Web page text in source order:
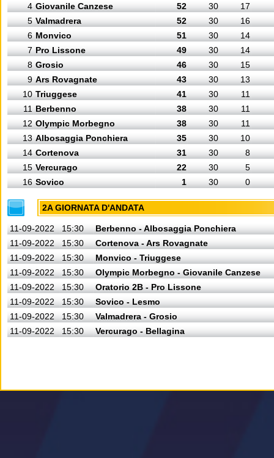
4 Giovanile Canzese 52 30
17
5 Valmadrera 52 30
16
6 Monvico 51 30
14
7 Pro Lissone 49 30
14
8 Grosio 46 30
15
9 Ars Rovagnate 43 30
13
10 Triuggese 41 30
11
11 Berbenno 38 30
11
12 Olympic Morbegno 38 30
11
13 Albosaggia Ponchiera 35 30
10
14 Cortenova 31 30
8
15 Vercurago 22 30
5
16 Sovico 1 30 0
2A GIORNATA D'ANDATA
11-09-2022 15:30
Berbenno - Albosaggia Ponchiera
11-09-2022
15:30
Cortenova - Ars Rovagnate
11-09-2022
15:30
Monvico - Triuggese
11-09-2022
15:30
Olympic Morbegno - Giovanile Canzese
11-09-2022
15:30
Oratorio 2B - Pro Lissone
11-09-2022
15:30
Sovico - Lesmo
11-09-2022
15:30
Valmadrera - Grosio
11-09-2022
15:30 Vercurago - Bellagina